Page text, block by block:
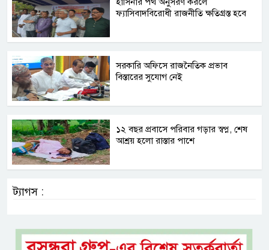
ফ্যাসিবাদবিরোধী রাজনীতি ক্ষতিগ্রস্ত হবে
সরকারি অফিসে রাজনৈতিক প্রভাব
বিস্তারের সুযোগ নেই
১২ বছর প্রবাসে পরিবার গড়ার স্বপ্ন, শেষ
আশ্রয় হলো রাস্তার পাশে
ট্যাগস :